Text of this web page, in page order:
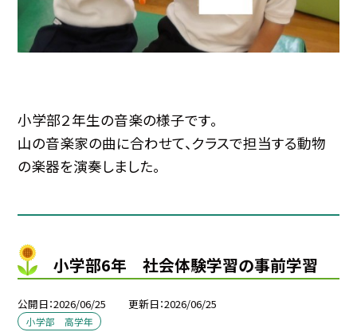
小学部２年生の音楽の様子です。
山の音楽家の曲に合わせて、クラスで担当する動物
の楽器を演奏しました。
小学部6年 社会体験学習の事前学習
公開日 2026/06/25 更新日 2026/06/25
小学部 高学年